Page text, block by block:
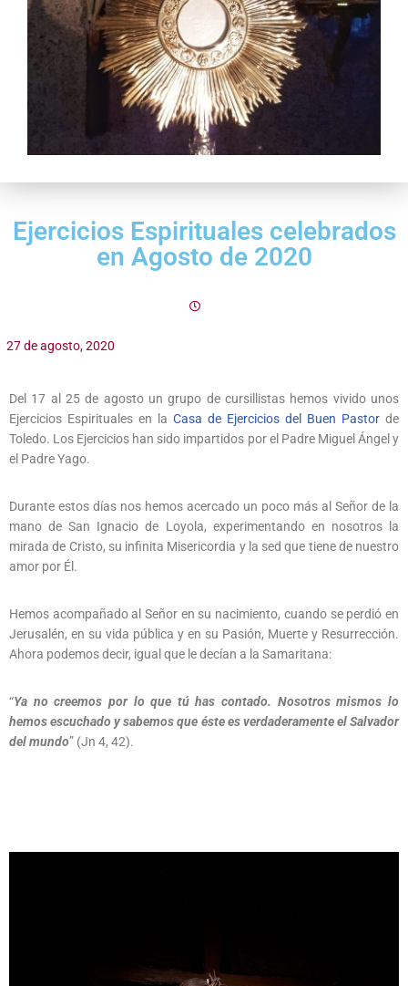
Ejercicios Espirituales celebrados
en Agosto de 2020
de agosto, 2020
Del 17 al 25 de agosto un grupo de cursillistas hemos vivido unos
Ejercicios Espirituales en la Casa de Ejercicios del Buen Pastor de
Toledo. Los Ejercicios han sido impartidos por el Padre Miguel Ángel y
el Padre Yago.
Durante estos días nos hemos acercado un poco más al Señor de la
mano de San Ignacio de Loyola, experimentando en nosotros la
mirada de Cristo, su infinita Misericordia y la sed que tiene de nuestro
amor por Él.
Hemos acompañado al Señor en su nacimiento, cuando se perdió en
Jerusalén, en su vida pública y en su Pasión, Muerte y Resurrección.
Ahora podemos decir, igual que le decían a la Samaritana:
“Ya no creemos por lo que tú has contado. Nosotros mismos lo
hemos escuchado y sabemos que éste es verdaderamente el Salvador
del mundo” (Jn 4, 42).